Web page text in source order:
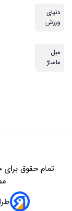
دنیای
ورزش
مبل
ماساژ
تمام حقوق برای